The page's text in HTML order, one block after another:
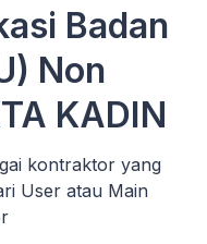
Badan
Non
KADIN
kontraktor yang
User atau Main